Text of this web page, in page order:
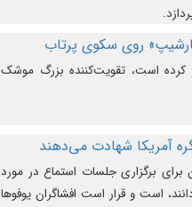
روی سکوی پرتاب
است، تقویت‌کننده بزرگ موشک
آمریکا شهادت می‌دهند
برگزاری جلسات استماع در مورد
است و قرار است افشاگران یوفوها